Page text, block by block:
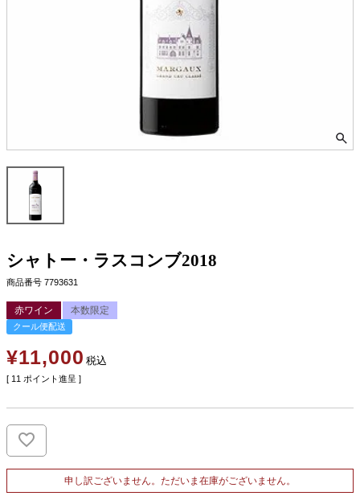
シャトー・ラスコンブ2018
商品番号 7793631
赤ワイン 本数限定
クール便配送
¥11,000 税込
[ 11 ポイント進呈 ]
申し訳ございません。ただいま在庫がございません。